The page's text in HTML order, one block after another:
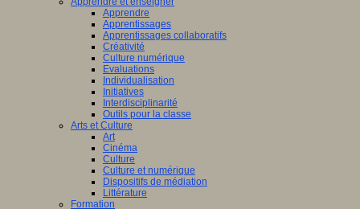
Apprendre
Apprentissages
Apprentissages collaboratifs
Créativité
Culture numérique
Evaluations
Individualisation
Initiatives
Interdisciplinarité
Outils pour la classe
Arts et Culture
Art
Cinéma
Culture
Culture et numérique
Dispositifs de médiation
Littérature
Formation